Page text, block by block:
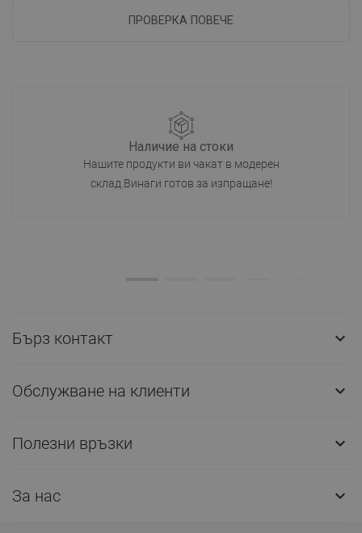
ПРОВЕРКА ПОВЕЧЕ
Наличие на стоки
Нашите продукти ви чакат в модерен
склад.Винаги готов за изпращане!
Бърз контакт 
Обслужване на клиенти 
Полезни връзки 
За нас 